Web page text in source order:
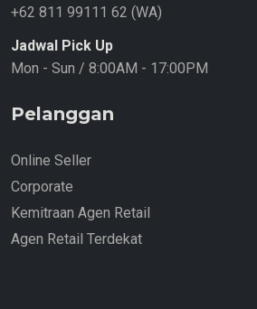
+62 811 99111 62 (WA)
Jadwal Pick Up
Mon - Sun / 8:00AM - 17:00PM
Pelanggan
Online Seller
Corporate
Kemitraan Agen Retail
Agen Retail Terdekat